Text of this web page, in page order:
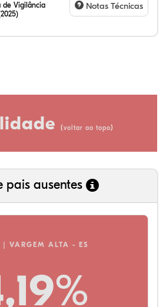
de Vigilância
Notas Técnicas
(voltar ao topo)
pais ausentes
| VARGEM ALTA - ES